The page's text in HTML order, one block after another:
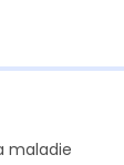
maladie